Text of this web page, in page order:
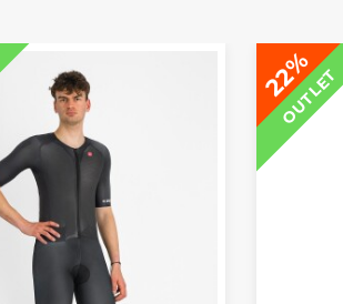
22%
OUTLET